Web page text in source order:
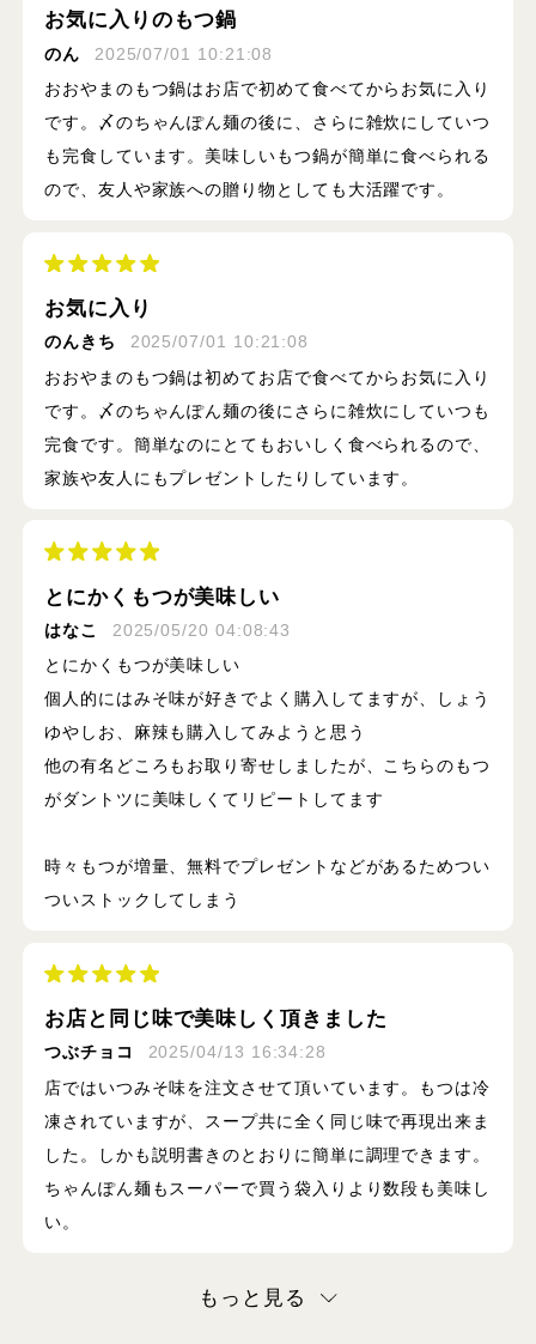
お気に入りのもつ鍋
のん
2025/07/01 10:21:08
おおやまのもつ鍋はお店で初めて食べてからお気に入り
です。〆のちゃんぽん麺の後に、さらに雑炊にしていつ
も完食しています。美味しいもつ鍋が簡単に食べられる
ので、友人や家族への贈り物としても大活躍です。
お気に入り
のんきち
2025/07/01 10:21:08
おおやまのもつ鍋は初めてお店で食べてからお気に入り
です。〆のちゃんぽん麺の後にさらに雑炊にしていつも
完食です。簡単なのにとてもおいしく食べられるので、
家族や友人にもプレゼントしたりしています。
とにかくもつが美味しい
はなこ
2025/05/20 04:08:43
とにかくもつが美味しい
個人的にはみそ味が好きでよく購入してますが、しょう
ゆやしお、麻辣も購入してみようと思う
他の有名どころもお取り寄せしましたが、こちらのもつ
がダントツに美味しくてリピートしてます
時々もつが増量、無料でプレゼントなどがあるためつい
ついストックしてしまう
お店と同じ味で美味しく頂きました
つぶチョコ
2025/04/13 16:34:28
店ではいつみそ味を注文させて頂いています。もつは冷
凍されていますが、スープ共に全く同じ味で再現出来ま
した。しかも説明書きのとおりに簡単に調理できます。
ちゃんぽん麺もスーパーで買う袋入りより数段も美味し
い。
もっと見る